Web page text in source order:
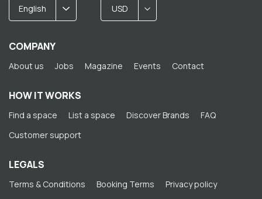
English USD
COMPANY
About us Jobs Magazine Events Contact
HOW IT WORKS
Find a space List a space Discover Brands
FAQ
Customer support
LEGALS
Terms & Conditions Booking Terms Privacy policy